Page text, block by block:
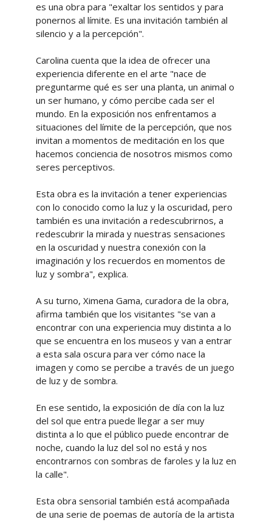
es una obra para "exaltar los sentidos y para
ponernos al límite. Es una invitación también al
silencio y a la percepción".
Carolina cuenta que la idea de ofrecer una
experiencia diferente en el arte "nace de
preguntarme qué es ser una planta, un animal o
un ser humano, y cómo percibe cada ser el
mundo. En la exposición nos enfrentamos a
situaciones del límite de la percepción, que nos
invitan a momentos de meditación en los que
hacemos conciencia de nosotros mismos como
seres perceptivos.
Esta obra es la invitación a tener experiencias
con lo conocido como la luz y la oscuridad, pero
también es una invitación a redescubrirnos, a
redescubrir la mirada y nuestras sensaciones
en la oscuridad y nuestra conexión con la
imaginación y los recuerdos en momentos de
luz y sombra", explica.
A su turno, Ximena Gama, curadora de la obra,
afirma también que los visitantes "se van a
encontrar con una experiencia muy distinta a lo
que se encuentra en los museos y van a entrar
a esta sala oscura para ver cómo nace la
imagen y como se percibe a través de un juego
de luz y de sombra.
En ese sentido, la exposición de día con la luz
del sol que entra puede llegar a ser muy
distinta a lo que el público puede encontrar de
noche, cuando la luz del sol no está y nos
encontrarnos con sombras de faroles y la luz en
la calle".
Esta obra sensorial también está acompañada
de una serie de poemas de autoría de la artista